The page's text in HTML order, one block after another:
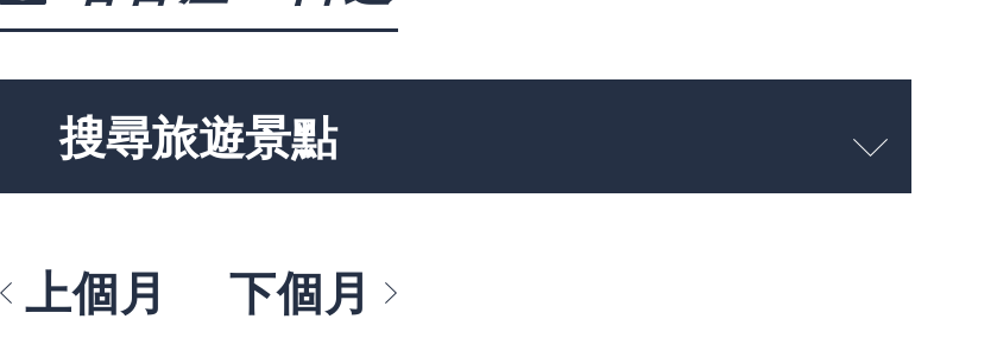
搜尋旅遊景點
上個月 下個月